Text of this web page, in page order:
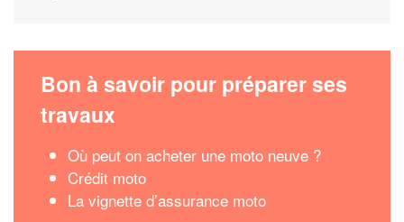
Bon à savoir pour préparer ses
travaux
Où peut on acheter une moto neuve ?
Crédit moto
La vignette d’assurance moto